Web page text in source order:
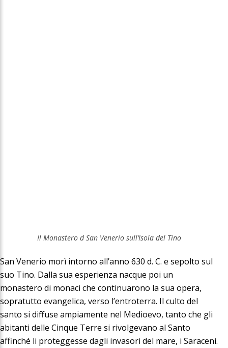
Il Monastero d San Venerio sull’Isola del Tino
San Venerio morì intorno all’anno 630 d. C. e sepolto sul
suo Tino. Dalla sua esperienza nacque poi un
monastero di monaci che continuarono la sua opera,
sopratutto evangelica, verso l’entroterra. Il culto del
santo si diffuse ampiamente nel Medioevo, tanto che gli
abitanti delle Cinque Terre si rivolgevano al Santo
affinché li proteggesse dagli invasori del mare, i Saraceni.